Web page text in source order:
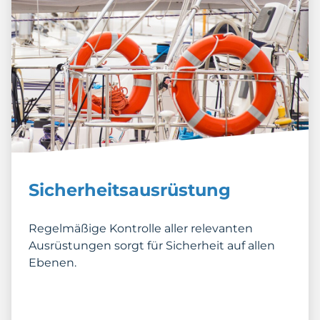
Sicherheitsausrüstung
Regelmäßige Kontrolle aller relevanten
Ausrüstungen sorgt für Sicherheit auf allen
Ebenen.